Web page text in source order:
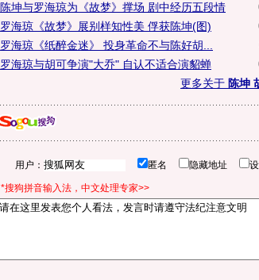
陈坤与罗海琼为《故梦》撑场 剧中经历五段情
罗海琼《故梦》展别样知性美 俘获陈坤(图)
罗海琼《纸醉金迷》 投身革命不与陈好胡...
罗海琼与胡可争演"大乔" 自认不适合演貂蝉
更多关于 陈坤
用户： 匿名 隐藏地址
*搜狗拼音输入法，中文处理专家>>